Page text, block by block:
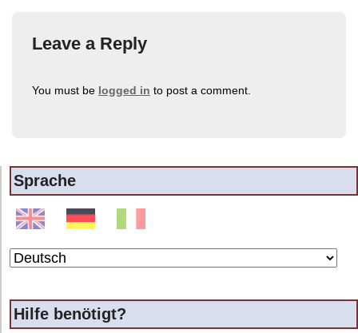
Leave a Reply
You must be logged in to post a comment.
Sprache
Hilfe benötigt?